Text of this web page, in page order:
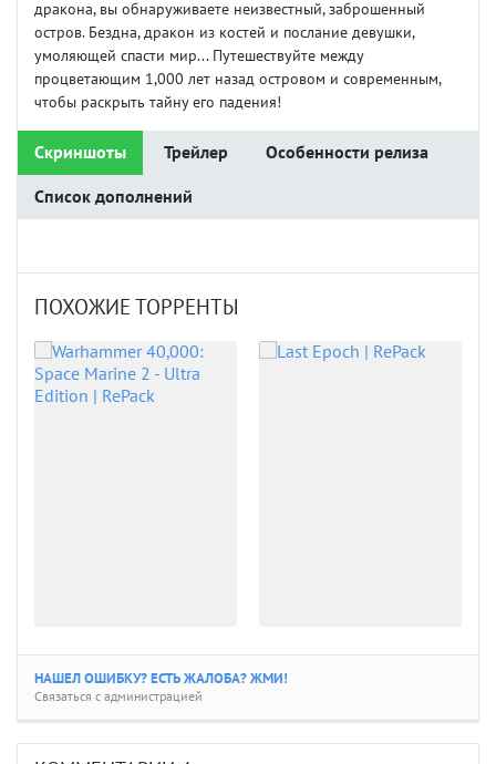
дракона, вы обнаруживаете неизвестный, заброшенный
остров. Бездна, дракон из костей и послание девушки,
умоляющей спасти мир... Путешествуйте между
процветающим 1,000 лет назад островом и современным,
чтобы раскрыть тайну его падения!
Скриншоты Трейлер Особенности релиза
Список дополнений
ПОХОЖИЕ ТОРРЕНТЫ
НАШЕЛ ОШИБКУ? ЕСТЬ ЖАЛОБА? ЖМИ!
Связаться с администрацией